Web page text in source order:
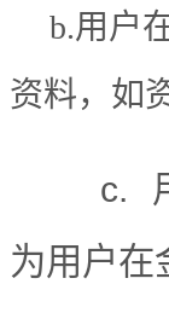
b.用户
资料，如
c.
为用户在